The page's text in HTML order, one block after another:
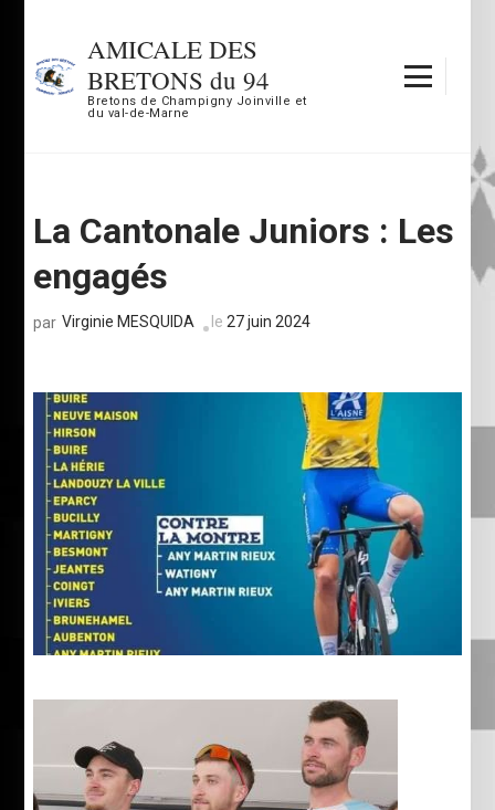
contenu
(Pressez
AMICALE DES
BRETONS du 94
Bretons de Champigny Joinville et
du val-de-Marne
La Cantonale Juniors : Les
engagés
par Virginie MESQUIDA le27 juin 2024